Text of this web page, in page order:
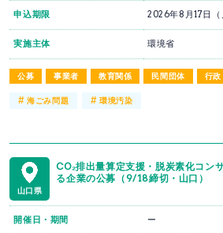
公募 事業者 教育関係 民間団体 行政
申込期限 2026年8月17日（
実施主体 環境省
#海ごみ問題 # 環境汚染
山口県
CO₂排出量算定支援・脱炭素化コン
る企業の公募（9/18締切・山口）
開催日・期間 ー